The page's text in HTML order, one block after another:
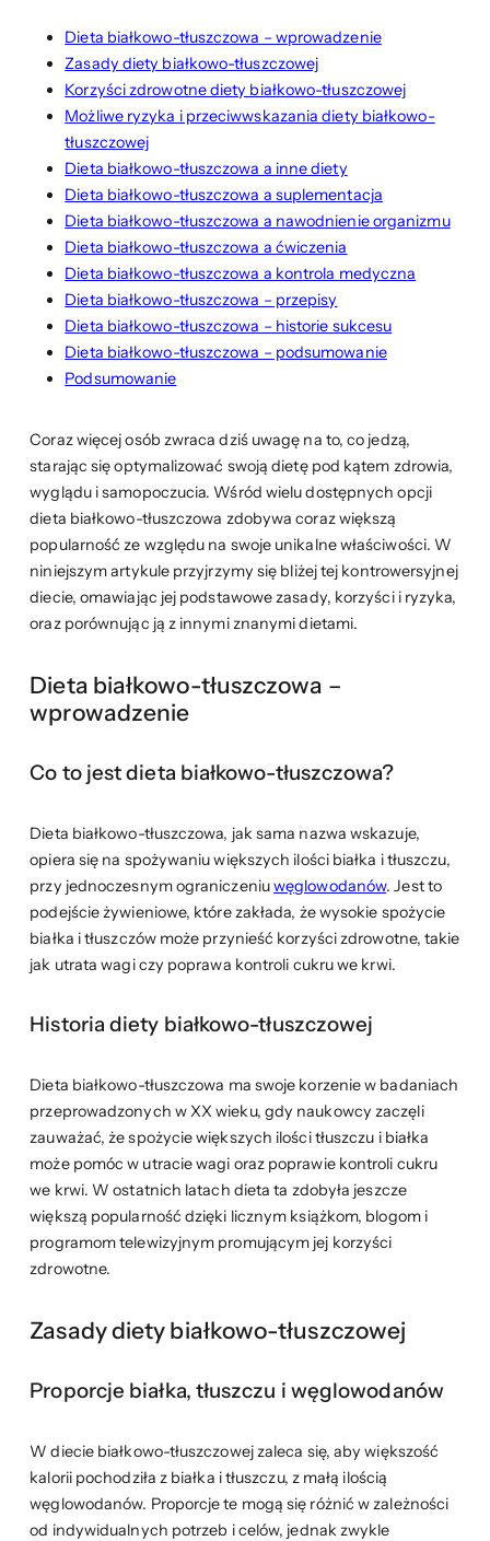
Dieta białkowo-tłuszczowa – wprowadzenie
Zasady diety białkowo-tłuszczowej
Korzyści zdrowotne diety białkowo-tłuszczowej
Możliwe ryzyka i przeciwwskazania diety białkowo-
tłuszczowej
Dieta białkowo-tłuszczowa a inne diety
Dieta białkowo-tłuszczowa a suplementacja
Dieta białkowo-tłuszczowa a nawodnienie organizmu
Dieta białkowo-tłuszczowa a ćwiczenia
Dieta białkowo-tłuszczowa a kontrola medyczna
Dieta białkowo-tłuszczowa – przepisy
Dieta białkowo-tłuszczowa – historie sukcesu
Dieta białkowo-tłuszczowa – podsumowanie
Podsumowanie
Coraz więcej osób zwraca dziś uwagę na to, co jedzą,
starając się optymalizować swoją dietę pod kątem zdrowia,
wyglądu i samopoczucia. Wśród wielu dostępnych opcji
dieta białkowo-tłuszczowa zdobywa coraz większą
popularność ze względu na swoje unikalne właściwości. W
niniejszym artykule przyjrzymy się bliżej tej kontrowersyjnej
diecie, omawiając jej podstawowe zasady, korzyści i ryzyka,
oraz porównując ją z innymi znanymi dietami.
Dieta białkowo-tłuszczowa –
wprowadzenie
Co to jest dieta białkowo-tłuszczowa?
Dieta białkowo-tłuszczowa, jak sama nazwa wskazuje,
opiera się na spożywaniu większych ilości białka i tłuszczu,
przy jednoczesnym ograniczeniuwęglowodanów. Jest to
podejście żywieniowe, które zakłada, że wysokie spożycie
białka i tłuszczów może przynieść korzyści zdrowotne, takie
jak utrata wagi czy poprawa kontroli cukru we krwi.
Historia diety białkowo-tłuszczowej
Dieta białkowo-tłuszczowa ma swoje korzenie w badaniach
przeprowadzonych w XX wieku, gdy naukowcy zaczęli
zauważać, że spożycie większych ilości tłuszczu i białka
może pomóc w utracie wagi oraz poprawie kontroli cukru
we krwi. W ostatnich latach dieta ta zdobyła jeszcze
większą popularność dzięki licznym książkom, blogom i
programom telewizyjnym promującym jej korzyści
zdrowotne.
Zasady diety białkowo-tłuszczowej
Proporcje białka, tłuszczu i węglowodanów
W diecie białkowo-tłuszczowej zaleca się, aby większość
kalorii pochodziła z białka i tłuszczu, z małą ilością
węglowodanów. Proporcje te mogą się różnić w zależności
od indywidualnych potrzeb i celów, jednak zwykle